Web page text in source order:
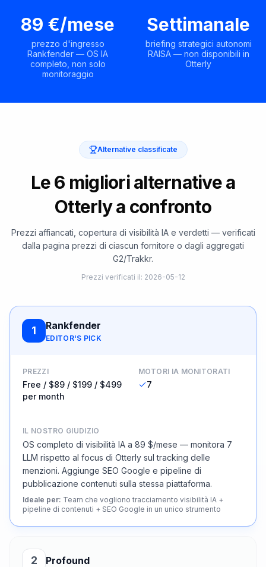
89 €/mese
prezzo d'ingresso
Rankfender — OS IA
completo, non solo
monitoraggio
Settimanale
briefing strategici autonomi
RAISA — non disponibili in
Otterly
Alternative classificate
Le 6 migliori alternative a
Otterly a confronto
Prezzi affiancati, copertura di visibilità IA e verdetti — verificati
dalla pagina prezzi di ciascun fornitore o dagli aggregati
G2/Trakkr.
Prezzi verificati il: 2026-05-12
1 Rankfender
EDITOR'S PICK
PREZZI
Free / $89 / $199 / $499
per month
MOTORI IA MONITORATI
7
IL NOSTRO GIUDIZIO
OS completo di visibilità IA a 89 $/mese — monitora 7
LLM rispetto al focus di Otterly sul tracking delle
menzioni. Aggiunge SEO Google e pipeline di
pubblicazione contenuti sulla stessa piattaforma.
Ideale per: Team che vogliono tracciamento visibilità IA +
pipeline di contenuti + SEO Google in un unico strumento
2 Profound